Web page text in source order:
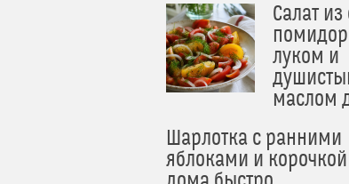
Салат
луком и
маслом
Шарлотка с ранними
яблоками и